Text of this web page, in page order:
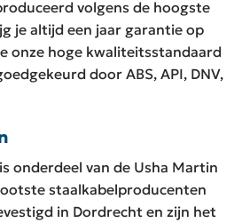
volgens de hoogste
je altijd een jaar garantie op
onze hoge kwaliteitsstandaard
door ABS, API, DNV,
onderdeel van de Usha Martin
staalkabelproducenten
in Dordrecht en zijn het